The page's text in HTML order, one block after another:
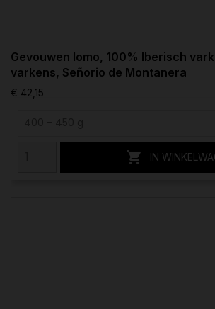
Gevouwen lomo, 100% Iberisch
varkens, Señorio de Montanera
€ 42,15
 IN